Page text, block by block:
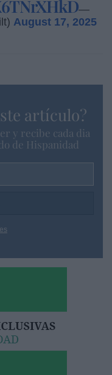
—
August 17, 2025
artículo?
y recibe cada dia
de Hispanidad